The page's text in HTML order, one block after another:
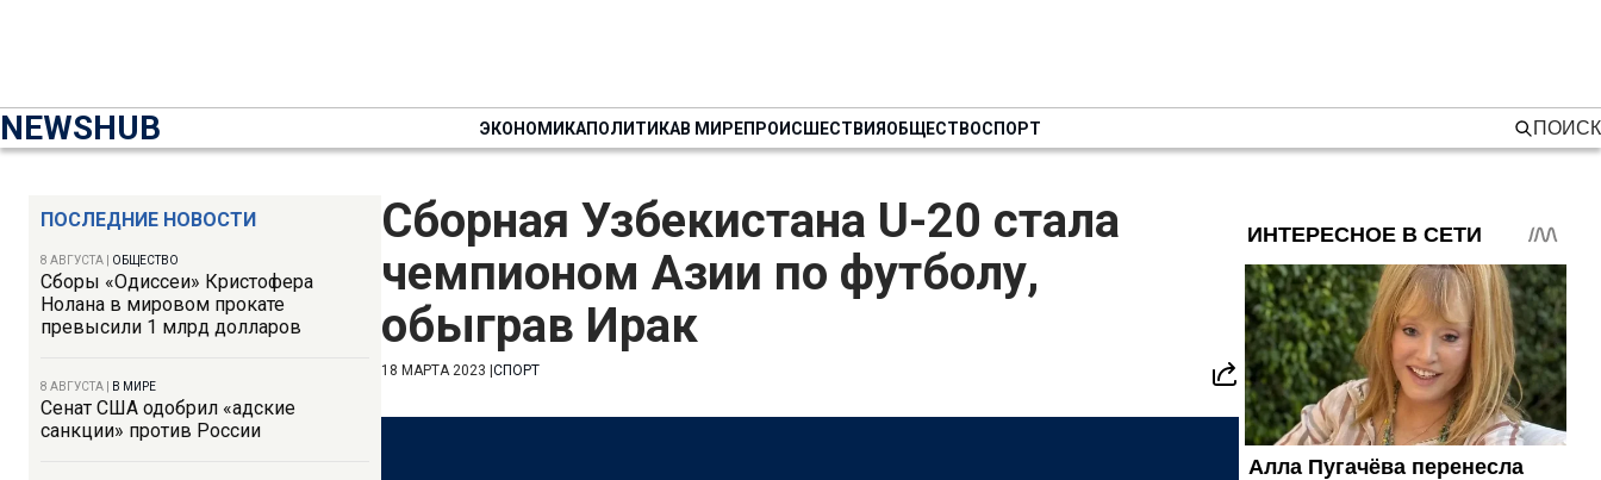
NEWSHUB ЭКОНОМИКАПОЛИТИКАВ МИРЕПРОИСШЕСТВИЯОБЩЕСТВОСПОРТ ПОИСК
ПОСЛЕДНИЕ НОВОСТИ
8 АВГУСТА ОБЩЕСТВО
Сборы «Одиссеи» Кристофера
Нолана в мировом прокате
превысили 1 млрд долларов
8 АВГУСТА В МИРЕ
Сенат США одобрил «адские
санкции» против России
Сборная Узбекистана U-20 стала
чемпионом Азии по футболу,
обыграв Ирак
18 МАРТА 2023 СПОРТ